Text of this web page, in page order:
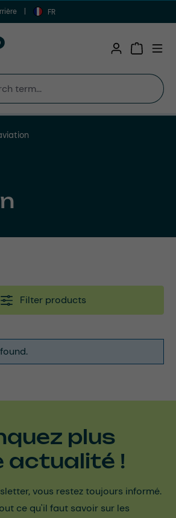
FR
Filter products
plus
actualité !
vous restez toujours informé.
ce qu'il faut savoir sur les